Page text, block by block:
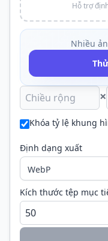
Hỗ trợ
Nhiều
×
Khóa tỷ lệ khung
Định dạng xuất
Kích thước tệp mục